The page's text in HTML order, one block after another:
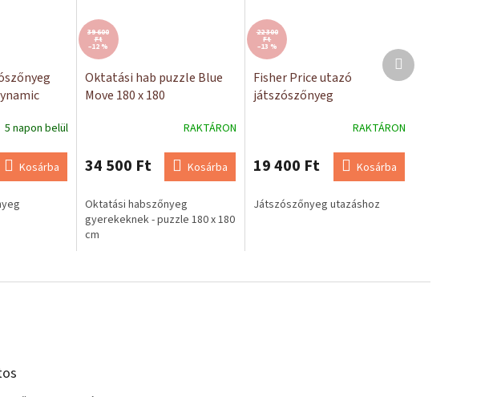
5 napon belül
Kosárba
39 600
Ft
–12 %
Oktatási hab puzzle Blue
Move 180 x 180
RAKTÁRON
34 500 Ft Kosárba
Oktatási habszőnyeg
gyerekeknek - puzzle 180 x 180
cm
22 300
Ft
–13 %
Fisher Price utazó
játszószőnyeg
RAKTÁRON
19 400 Ft Kosárba
Játszószőnyeg utazáshoz
Következő
termék